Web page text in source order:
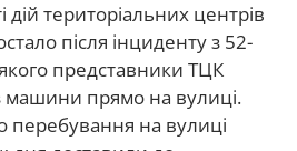
дій територіальних центрів
після інциденту з 52-
представники ТЦК
машини прямо на вулиці.
перебування на вулиці